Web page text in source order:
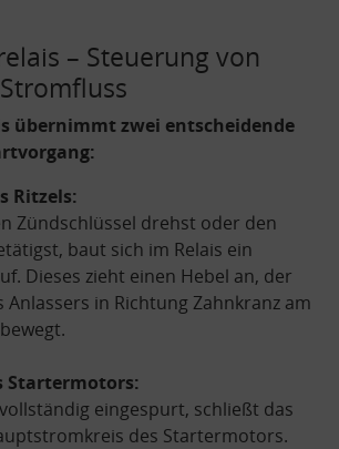
– Steuerung von
übernimmt zwei entscheidende
Ritzels:
Zündschlüssel drehst oder den
baut sich im Relais ein
Dieses zieht einen Hebel an, der
Anlassers in Richtung Zahnkranz am
Startermotors:
eingespurt, schließt das
des Startermotors.